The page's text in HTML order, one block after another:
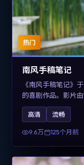
热门
南风手稿笔记
《南风手稿笔记》
的喜剧作品。影片
出演。剧情通过回
完成度高，适合希
高清 流畅
9.6万 125个月前